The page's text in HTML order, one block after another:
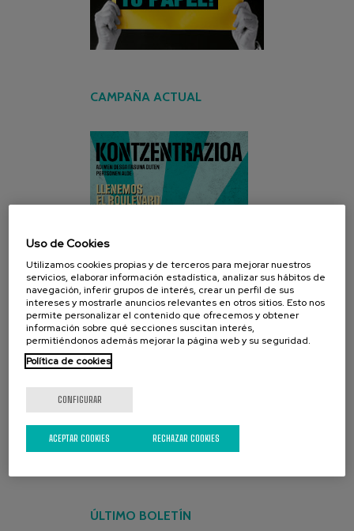
CAMPAÑA ACTUAL
REDES SOCIALES
ÚLTIMO BOLETÍN
Uso de Cookies
Utilizamos cookies propias y de terceros para mejorar nuestros
servicios, elaborar información estadística, analizar sus hábitos de
navegación, inferir grupos de interés, crear un perfil de sus
intereses y mostrarle anuncios relevantes en otros sitios. Esto nos
permite personalizar el contenido que ofrecemos y obtener
información sobre qué secciones suscitan interés,
permitiéndonos además mejorar la página web y su seguridad.
Política de cookies
CONFIGURAR
RECHAZAR COOKIES
ACEPTAR COOKIES